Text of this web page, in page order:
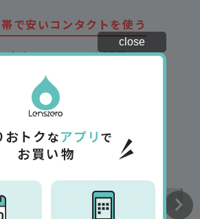
で安いコンタクトを使う
やキャンペーンを活用する
な機能のコンタクトが
と安く買えるかも？
close